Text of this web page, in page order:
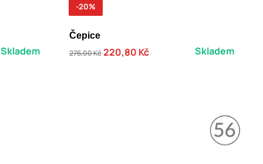
Skladem
-20%
Čepice
276,00 Kč220,80 Kč Skladem